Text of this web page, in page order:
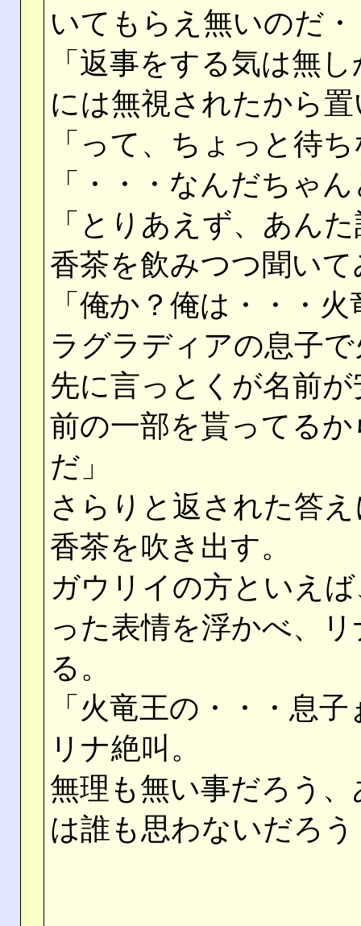
いてもらえ無いのだ・
「返事をする気は無
には無視されたから
「って、ちょっと待
「・・・なんだちゃ
「とりあえず、あん
香茶を飲みつつ聞いて
「俺か？俺は・・・
ラグラディアの息子
先に言っとくが名前
前の一部を貰ってる
だ」
さらりと返された答
香茶を吹き出す。
ガウリイの方といえ
った表情を浮かべ、
る。
「火竜王の・・・息
リナ絶叫。
無理も無い事だろう
は誰も思わないだろ